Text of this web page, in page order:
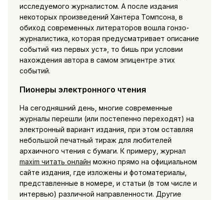
исследуемого журналистом. А после издания
некоторых произведений Хантера Томпсона, в
обиход современных литераторов вошла гонзо-
журналистика, которая предусматривает описание
событий «из первых уст», то бишь при условии
нахождения автора в самом эпицентре этих
событий.
Пионеры электронного чтения
На сегодняшний день, многие современные
журналы перешли (или постепенно переходят) на
электронный вариант издания, при этом оставляя
небольшой печатный тираж для любителей
архаичного чтения с бумаги. К примеру, журнал
maxim читать онлайн можно прямо на официальном
сайте издания, где изложены и фотоматериалы,
представленные в номере, и статьи (в том числе и
интервью) различной направленности. Другие